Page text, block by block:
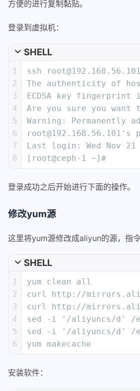
方便的进行复制黏贴。
登录到虚拟机：
SHELL
1
2
3
4
5
6
7
8
ssh root@192.168.56.101
The authenticity of
ECDSA key fingerprint is
Are you sure you want
Warning: Permanently
root@192.168.56.101's
Last login: Wed Nov 21
[root@ceph-1 ~]#
登录成功之后开始进行下面的操作。
修改yum源
这里将yum源修改成aliyun的源，指
SHELL
1
2
3
4
5
6
yum clean all
curl http://
curl http://
sed -i '/aliyuncs/d' /
sed -i '/aliyuncs/d' /
yum makecache
安装软件：